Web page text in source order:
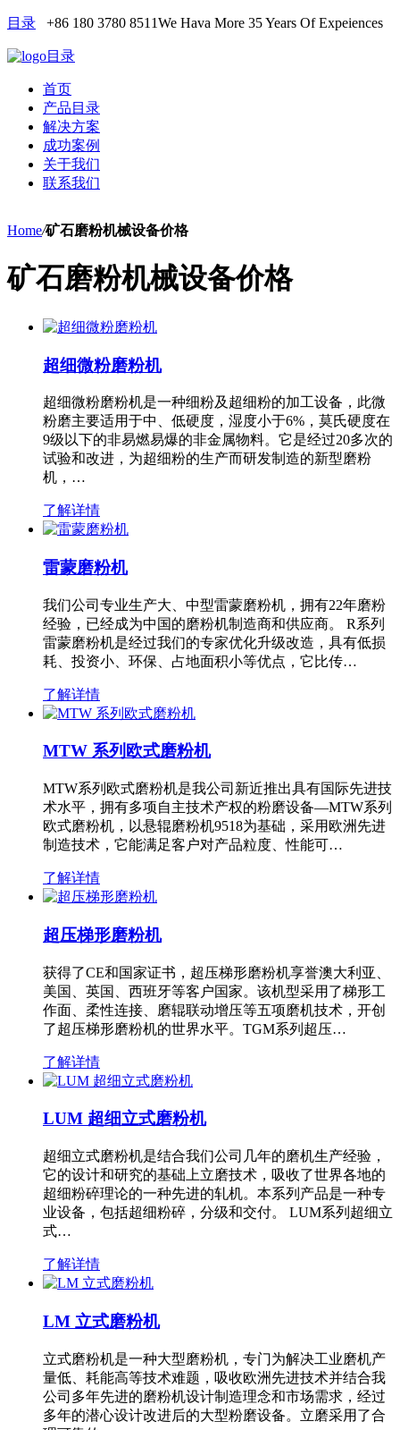
目录 +86 180 3780 8511We Hava More 35 Years Of Expeiences
目录
首页
产品目录
解决方案
成功案例
关于我们
联系我们
Home/矿石磨粉机械设备价格
矿石磨粉机械设备价格
超细微粉磨粉机
超细微粉磨粉机是一种细粉及超细粉的加工设备，此微
粉磨主要适用于中、低硬度，湿度小于6%，莫氏硬度在
9级以下的非易燃易爆的非金属物料。它是经过20多次的
试验和改进，为超细粉的生产而研发制造的新型磨粉
机，…
了解详情
雷蒙磨粉机
我们公司专业生产大、中型雷蒙磨粉机，拥有22年磨粉
经验，已经成为中国的磨粉机制造商和供应商。 R系列
雷蒙磨粉机是经过我们的专家优化升级改造，具有低损
耗、投资小、环保、占地面积小等优点，它比传…
了解详情
MTW 系列欧式磨粉机
MTW系列欧式磨粉机是我公司新近推出具有国际先进技
术水平，拥有多项自主技术产权的粉磨设备—MTW系列
欧式磨粉机，以悬辊磨粉机9518为基础，采用欧洲先进
制造技术，它能满足客户对产品粒度、性能可…
了解详情
超压梯形磨粉机
获得了CE和国家证书，超压梯形磨粉机享誉澳大利亚、
美国、英国、西班牙等客户国家。该机型采用了梯形工
作面、柔性连接、磨辊联动增压等五项磨机技术，开创
了超压梯形磨粉机的世界水平。TGM系列超压…
了解详情
LUM 超细立式磨粉机
超细立式磨粉机是结合我们公司几年的磨机生产经验，
它的设计和研究的基础上立磨技术，吸收了世界各地的
超细粉碎理论的一种先进的轧机。本系列产品是一种专
业设备，包括超细粉碎，分级和交付。 LUM系列超细立
式…
了解详情
LM 立式磨粉机
立式磨粉机是一种大型磨粉机，专门为解决工业磨机产
量低、耗能高等技术难题，吸收欧洲先进技术并结合我
公司多年先进的磨粉机设计制造理念和市场需求，经过
多年的潜心设计改进后的大型粉磨设备。立磨采用了合